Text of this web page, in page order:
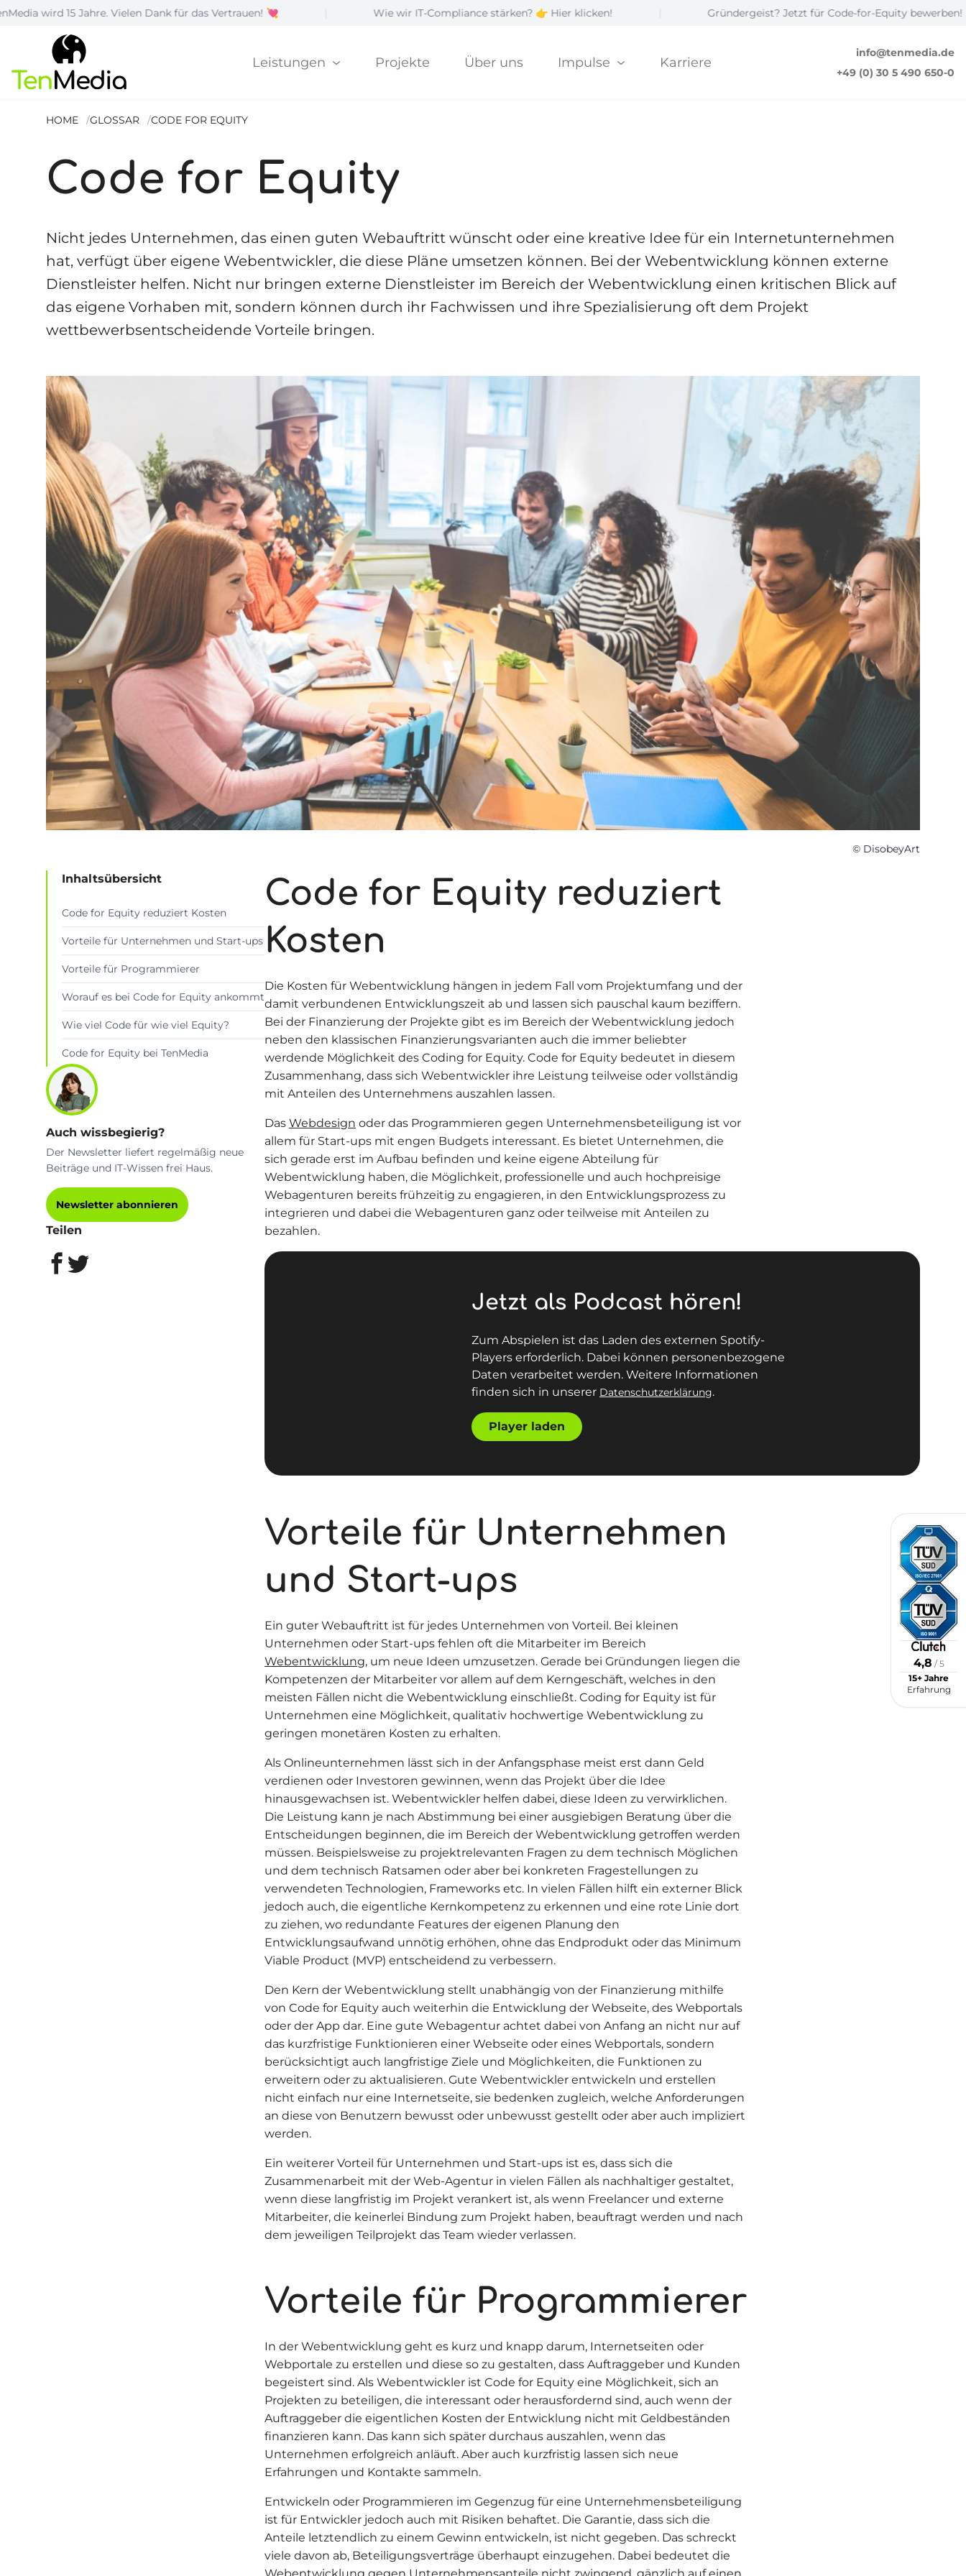
Jahre. Vielen Dank für das Vertrauen! 💘 | Wie wir IT-Compliance stärken? 👉 Hier klicken! | Gründergeist? Jetzt für Code-for-Equity bewerben! ☝️ |
Leistungen Projekte Über uns Impulse Karriere
4,8 / 5
15+ Jahre
Erfahrung
info@tenmedia.de
+49 (0) 30 5 490 650-0
HOME GLOSSAR CODE FOR EQUITY
Code for Equity
Nicht jedes Unternehmen, das einen guten Webauftritt wünscht oder eine kreative Idee für ein Internetunternehmen
hat, verfügt über eigene Webentwickler, die diese Pläne umsetzen können. Bei der Webentwicklung können externe
Dienstleister helfen. Nicht nur bringen externe Dienstleister im Bereich der Webentwicklung einen kritischen Blick auf
das eigene Vorhaben mit, sondern können durch ihr Fachwissen und ihre Spezialisierung oft dem Projekt
wettbewerbsentscheidende Vorteile bringen.
© DisobeyArt
Inhaltsübersicht
Code for Equity reduziert Kosten
Vorteile für Unternehmen und Start-ups
Vorteile für Programmierer
Worauf es bei Code for Equity ankommt
Wie viel Code für wie viel Equity?
Code for Equity bei TenMedia
Auch wissbegierig?
Der Newsletter liefert regelmäßig neue
Beiträge und IT-Wissen frei Haus.
Newsletter abonnieren
Teilen
Code for Equity reduziert
Kosten
Die Kosten für Webentwicklung hängen in jedem Fall vom Projektumfang und der
damit verbundenen Entwicklungszeit ab und lassen sich pauschal kaum beziffern.
Bei der Finanzierung der Projekte gibt es im Bereich der Webentwicklung jedoch
neben den klassischen Finanzierungsvarianten auch die immer beliebter
werdende Möglichkeit des Coding for Equity. Code for Equity bedeutet in diesem
Zusammenhang, dass sich Webentwickler ihre Leistung teilweise oder vollständig
mit Anteilen des Unternehmens auszahlen lassen.
Das Webdesign oder das Programmieren gegen Unternehmensbeteiligung ist vor
allem für Start-ups mit engen Budgets interessant. Es bietet Unternehmen, die
sich gerade erst im Aufbau befinden und keine eigene Abteilung für
Webentwicklung haben, die Möglichkeit, professionelle und auch hochpreisige
Webagenturen bereits frühzeitig zu engagieren, in den Entwicklungsprozess zu
integrieren und dabei die Webagenturen ganz oder teilweise mit Anteilen zu
bezahlen.
Jetzt als Podcast hören!
Zum Abspielen ist das Laden des externen Spotify-
Players erforderlich. Dabei können personenbezogene
Daten verarbeitet werden. Weitere Informationen
finden sich in unserer Datenschutzerklärung.
Player laden
Vorteile für Unternehmen
und Start-ups
Ein guter Webauftritt ist für jedes Unternehmen von Vorteil. Bei kleinen
Unternehmen oder Start-ups fehlen oft die Mitarbeiter im Bereich
Webentwicklung, um neue Ideen umzusetzen. Gerade bei Gründungen liegen die
Kompetenzen der Mitarbeiter vor allem auf dem Kerngeschäft, welches in den
meisten Fällen nicht die Webentwicklung einschließt. Coding for Equity ist für
Unternehmen eine Möglichkeit, qualitativ hochwertige Webentwicklung zu
geringen monetären Kosten zu erhalten.
Als Onlineunternehmen lässt sich in der Anfangsphase meist erst dann Geld
verdienen oder Investoren gewinnen, wenn das Projekt über die Idee
hinausgewachsen ist. Webentwickler helfen dabei, diese Ideen zu verwirklichen.
Die Leistung kann je nach Abstimmung bei einer ausgiebigen Beratung über die
Entscheidungen beginnen, die im Bereich der Webentwicklung getroffen werden
müssen. Beispielsweise zu projektrelevanten Fragen zu dem technisch Möglichen
und dem technisch Ratsamen oder aber bei konkreten Fragestellungen zu
verwendeten Technologien, Frameworks etc. In vielen Fällen hilft ein externer Blick
jedoch auch, die eigentliche Kernkompetenz zu erkennen und eine rote Linie dort
zu ziehen, wo redundante Features der eigenen Planung den
Entwicklungsaufwand unnötig erhöhen, ohne das Endprodukt oder das Minimum
Viable Product (MVP) entscheidend zu verbessern.
Den Kern der Webentwicklung stellt unabhängig von der Finanzierung mithilfe
von Code for Equity auch weiterhin die Entwicklung der Webseite, des Webportals
oder der App dar. Eine gute Webagentur achtet dabei von Anfang an nicht nur auf
das kurzfristige Funktionieren einer Webseite oder eines Webportals, sondern
berücksichtigt auch langfristige Ziele und Möglichkeiten, die Funktionen zu
erweitern oder zu aktualisieren. Gute Webentwickler entwickeln und erstellen
nicht einfach nur eine Internetseite, sie bedenken zugleich, welche Anforderungen
an diese von Benutzern bewusst oder unbewusst gestellt oder aber auch impliziert
werden.
Ein weiterer Vorteil für Unternehmen und Start-ups ist es, dass sich die
Zusammenarbeit mit der Web-Agentur in vielen Fällen als nachhaltiger gestaltet,
wenn diese langfristig im Projekt verankert ist, als wenn Freelancer und externe
Mitarbeiter, die keinerlei Bindung zum Projekt haben, beauftragt werden und nach
dem jeweiligen Teilprojekt das Team wieder verlassen.
Vorteile für Programmierer
In der Webentwicklung geht es kurz und knapp darum, Internetseiten oder
Webportale zu erstellen und diese so zu gestalten, dass Auftraggeber und Kunden
begeistert sind. Als Webentwickler ist Code for Equity eine Möglichkeit, sich an
Projekten zu beteiligen, die interessant oder herausfordernd sind, auch wenn der
Auftraggeber die eigentlichen Kosten der Entwicklung nicht mit Geldbeständen
finanzieren kann. Das kann sich später durchaus auszahlen, wenn das
Unternehmen erfolgreich anläuft. Aber auch kurzfristig lassen sich neue
Erfahrungen und Kontakte sammeln.
Entwickeln oder Programmieren im Gegenzug für eine Unternehmensbeteiligung
ist für Entwickler jedoch auch mit Risiken behaftet. Die Garantie, dass sich die
Anteile letztendlich zu einem Gewinn entwickeln, ist nicht gegeben. Das schreckt
viele davon ab, Beteiligungsverträge überhaupt einzugehen. Dabei bedeutet die